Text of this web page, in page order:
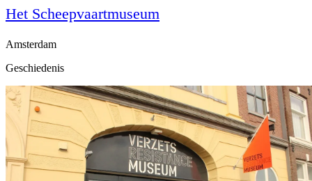
Het Scheepvaartmuseum
Amsterdam
Geschiedenis